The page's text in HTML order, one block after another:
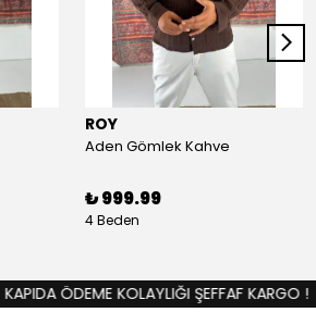
ROY
Aden Gömlek Kahve
₺ 999.99
4 Beden
KAPIDA ÖDEME KOLAYLIĞI ŞEFFAF KARGO !